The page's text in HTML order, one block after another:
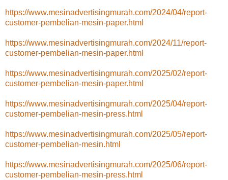
https://www.mesinadvertisingmurah.com/2024/04/report-
customer-pembelian-mesin-paper.html
https://www.mesinadvertisingmurah.com/2024/11/report-
customer-pembelian-mesin-paper.html
https://www.mesinadvertisingmurah.com/2025/02/report-
customer-pembelian-mesin-paper.html
https://www.mesinadvertisingmurah.com/2025/04/report-
customer-pembelian-mesin-press.html
https://www.mesinadvertisingmurah.com/2025/05/report-
customer-pembelian-mesin.html
https://www.mesinadvertisingmurah.com/2025/06/report-
customer-pembelian-mesin-press.html